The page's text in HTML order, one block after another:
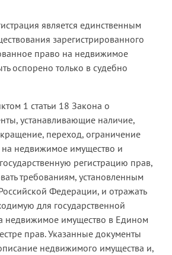
является единственным
зарегистрированного
право на недвижимое
оспорено только в судебно
1 статьи 18 Закона о
устанавливающие наличие,
переход, ограничение
недвижимое имущество и
регистрацию прав,
требованиям, установленным
Федерации, и отражать
для государственной
недвижимое имущество в Едином
прав. Указанные документы
недвижимого имущества и,